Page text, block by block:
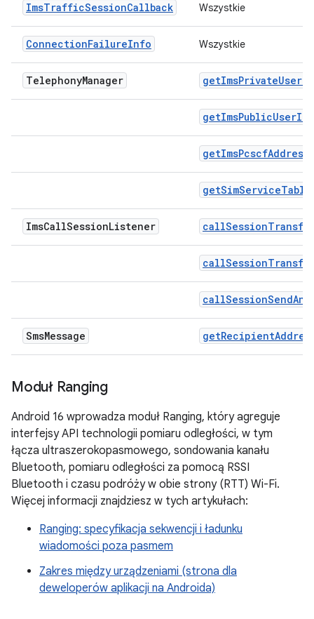
ImsTrafficSessionCallback Wszystkie
ConnectionFailureInfo Wszystkie
TelephonyManager
getSimServiceTable
ImsCallSessionListener
SmsMessage
Moduł Ranging
Android 16 wprowadza moduł Ranging, który agreguje
interfejsy API technologii pomiaru odległości, w tym
łącza ultraszerokopasmowego, sondowania kanału
Bluetooth, pomiaru odległości za pomocą RSSI
Bluetooth i czasu podróży w obie strony (RTT) Wi-Fi.
Więcej informacji znajdziesz w tych artykułach:
Ranging: specyfikacja sekwencji i ładunku
wiadomości poza pasmem
Zakres między urządzeniami (strona dla
deweloperów aplikacji na Androida)